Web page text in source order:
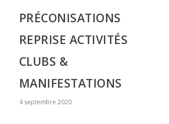
PRÉCONISATIONS
REPRISE ACTIVITÉS
CLUBS &
MANIFESTATIONS
4 septembre 2020